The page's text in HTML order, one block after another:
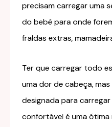
precisam carregar uma
do bebê para onde
fraldas extras,
Ter que carregar todo
uma dor de cabeça,
designada para
confortável é uma ótima